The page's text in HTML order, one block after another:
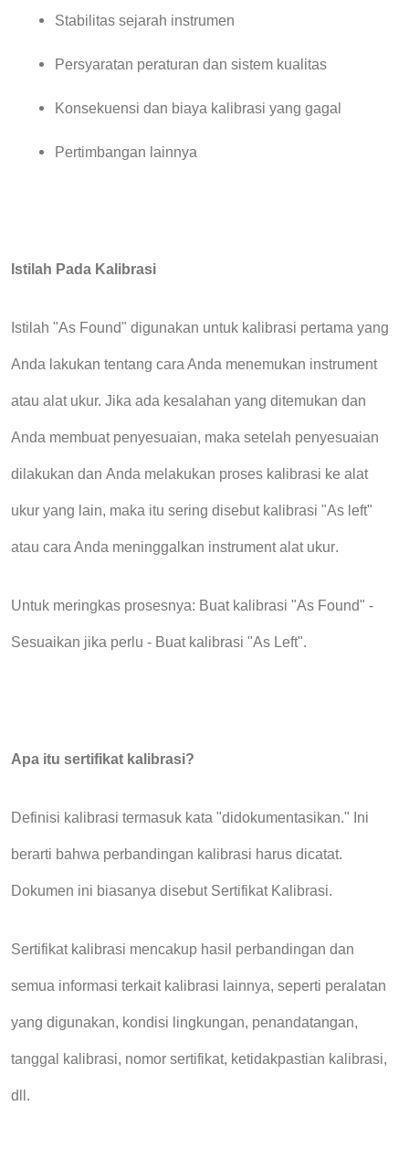
Stabilitas sejarah instrumen
Persyaratan peraturan dan sistem kualitas
Konsekuensi dan biaya kalibrasi yang gagal
Pertimbangan lainnya
Istilah Pada Kalibrasi
Istilah "As Found" digunakan untuk kalibrasi pertama yang
Anda lakukan tentang cara Anda menemukan instrument
atau alat ukur. Jika ada kesalahan yang ditemukan dan
Anda membuat penyesuaian, maka setelah penyesuaian
dilakukan dan Anda melakukan proses kalibrasi ke alat
ukur yang lain, maka itu sering disebut kalibrasi "As left"
atau cara Anda meninggalkan instrument alat ukur.
Untuk meringkas prosesnya: Buat kalibrasi "As Found" -
Sesuaikan jika perlu - Buat kalibrasi "As Left".
Apa itu sertifikat kalibrasi?
Definisi kalibrasi termasuk kata "didokumentasikan." Ini
berarti bahwa perbandingan kalibrasi harus dicatat.
Dokumen ini biasanya disebut Sertifikat Kalibrasi.
Sertifikat kalibrasi mencakup hasil perbandingan dan
semua informasi terkait kalibrasi lainnya, seperti peralatan
yang digunakan, kondisi lingkungan, penandatangan,
tanggal kalibrasi, nomor sertifikat, ketidakpastian kalibrasi,
dll.